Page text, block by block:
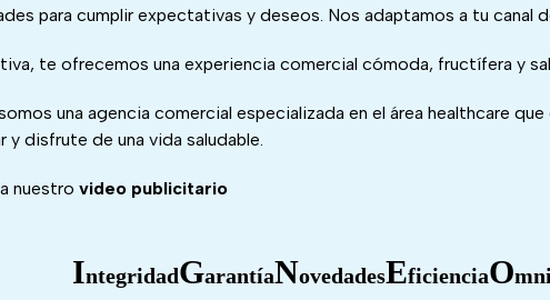
para cumplir expectativas y deseos. Nos adaptamos a tu canal
te ofrecemos una experiencia comercial cómoda, fructífera y
una agencia comercial especializada en el área healthcare
y disfrute de una vida saludable.
nuestro video publicitario
IntegridadGarantíaNovedadesEficienciaO